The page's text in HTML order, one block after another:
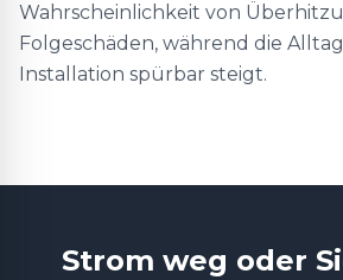
Wahrscheinlichkeit von
Folgeschäden, während die
Installation spürbar steigt.
Strom weg oder